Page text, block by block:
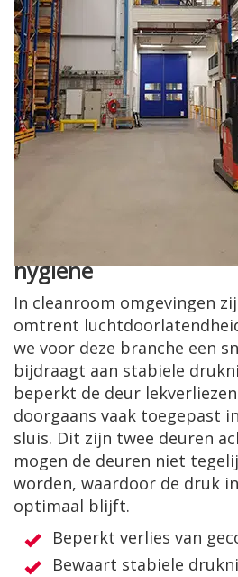
Cleanroom: minimale
luchtverplaatsingen
hygiëne
In cleanroom omgevingen
omtrent
we voor deze branche een
bijdraagt aan stabiele
beperkt de deur
doorgaans vaak toegepast
sluis. Dit zijn twee deuren
mogen de deuren niet
worden, waardoor de druk
optimaal blijft.
Beperkt verlies van
Bewaart stabiele